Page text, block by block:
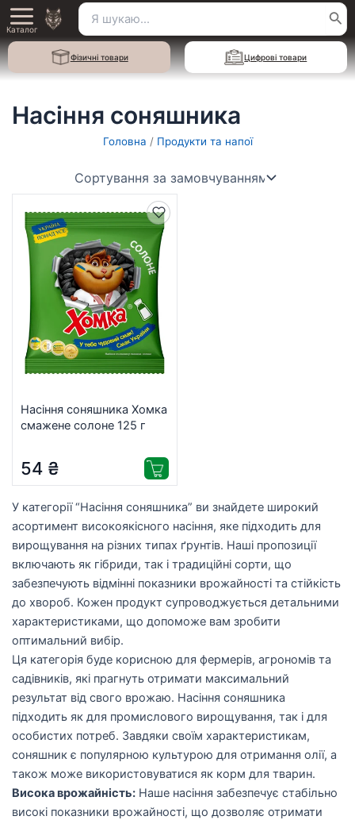
Перейти
до
вмісту
Main
Menu
Каталог
Пошук
для:
Фізичні товари Цифрові товари
Насіння соняшника
Головна / Продукти та напої
Насіння соняшника Хомка
смажене солоне 125 г
54 ₴
У категорії “Насіння соняшника” ви знайдете широкий
асортимент високоякісного насіння, яке підходить для
вирощування на різних типах ґрунтів. Наші пропозиції
включають як гібриди, так і традиційні сорти, що
забезпечують відмінні показники врожайності та стійкість
до хвороб. Кожен продукт супроводжується детальними
характеристиками, що допоможе вам зробити
оптимальний вибір.
Ця категорія буде корисною для фермерів, агрономів та
садівників, які прагнуть отримати максимальний
результат від свого врожаю. Насіння соняшника
підходить як для промислового вирощування, так і для
особистих потреб. Завдяки своїм характеристикам,
соняшник є популярною культурою для отримання олії, а
також може використовуватися як корм для тварин.
Висока врожайність: Наше насіння забезпечує стабільно
високі показники врожайності, що дозволяє отримати